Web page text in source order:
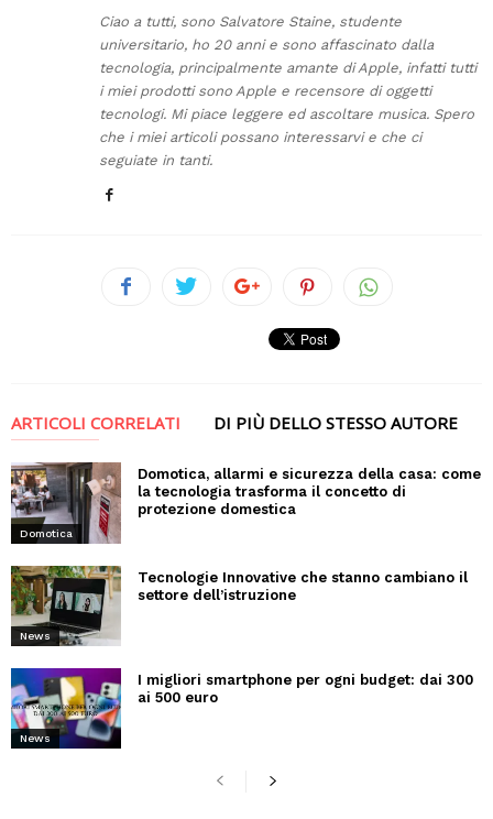
Ciao a tutti, sono Salvatore Staine, studente
universitario, ho 20 anni e sono affascinato dalla
tecnologia, principalmente amante di Apple, infatti tutti
i miei prodotti sono Apple e recensore di oggetti
tecnologi. Mi piace leggere ed ascoltare musica. Spero
che i miei articoli possano interessarvi e che ci
seguiate in tanti.
ARTICOLI CORRELATI DI PIÙ DELLO STESSO AUTORE
Domotica
Domotica, allarmi e sicurezza della casa: come
la tecnologia trasforma il concetto di
protezione domestica
News
Tecnologie Innovative che stanno cambiano il
settore dell’istruzione
News
I migliori smartphone per ogni budget: dai 300
ai 500 euro